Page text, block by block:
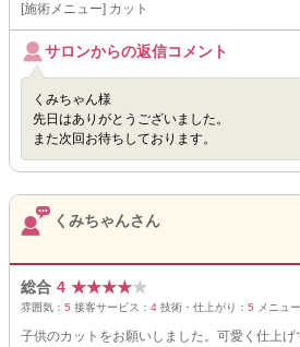
[施術メニュー] カット
サロンからの返信コメント
くみちゃん様
先日はありがとうございました。
また次回お待ちしております。
くみちゃんさん
総合 4 ★★★★★
雰囲気： 5 接客サービス： 4 技術・仕上がり： 5 メニュ
子供のカットをお願いしました。可愛く仕上